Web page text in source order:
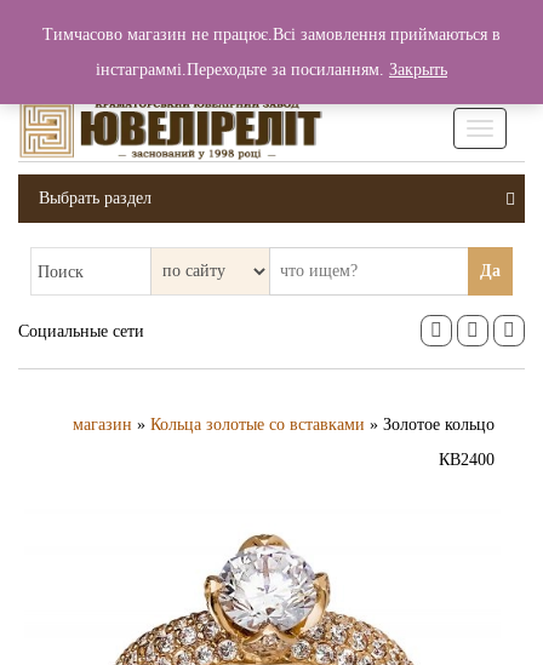
Вход / Регистрация 0 грн.
Выбрать раздел
Поиск Да
Социальные сети
магазин » Кольца золотые со вставками » Золотое кольцо
КВ2400
Тимчасово магазин не працює.Всі замовлення приймаються в
інстаграммі.Переходьте за посиланням. Закрыть